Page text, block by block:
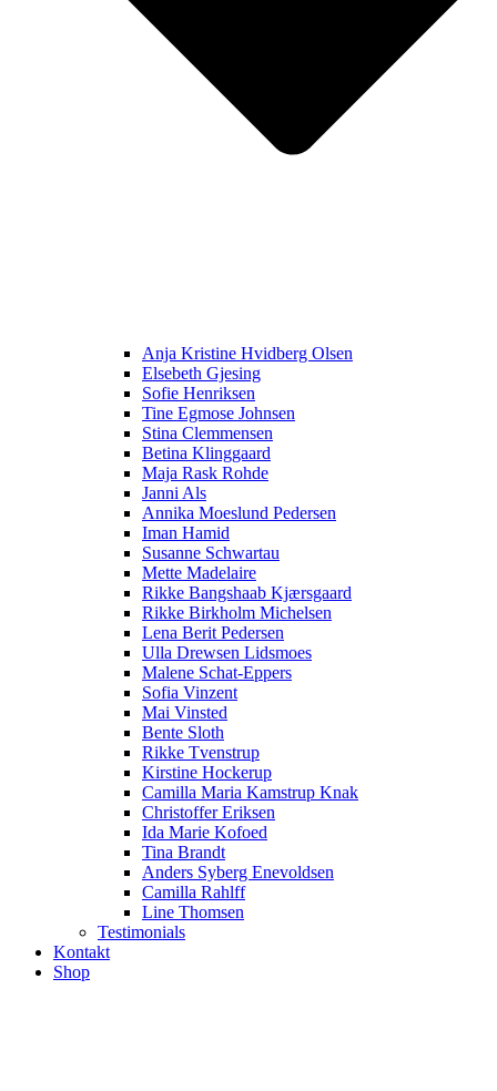
Anja Kristine Hvidberg Olsen
Elsebeth Gjesing
Sofie Henriksen
Tine Egmose Johnsen
Stina Clemmensen
Betina Klinggaard
Maja Rask Rohde
Janni Als
Annika Moeslund Pedersen
Iman Hamid
Susanne Schwartau
Mette Madelaire
Rikke Bangshaab Kjærsgaard
Rikke Birkholm Michelsen
Lena Berit Pedersen
Ulla Drewsen Lidsmoes
Malene Schat-Eppers
Sofia Vinzent
Mai Vinsted
Bente Sloth
Rikke Tvenstrup
Kirstine Hockerup
Camilla Maria Kamstrup Knak
Christoffer Eriksen
Ida Marie Kofoed
Tina Brandt
Anders Syberg Enevoldsen
Camilla Rahlff
Line Thomsen
Testimonials
Kontakt
Shop